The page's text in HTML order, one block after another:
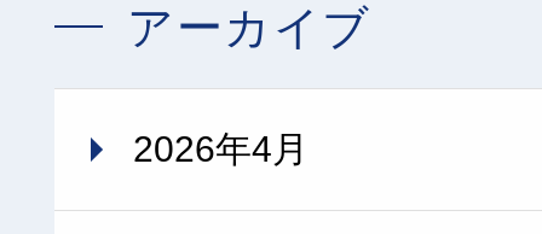
アーカイブ
2026年4月